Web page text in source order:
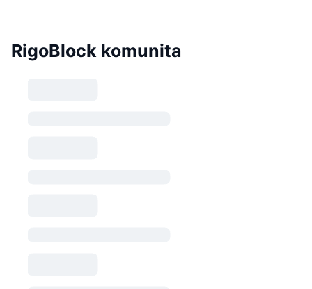
RigoBlock komunita